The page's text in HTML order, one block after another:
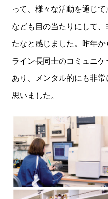
って、様々な活動を通じ
なども目の当たりにして
たなと感じました。昨年か
ライン長同士のコミュニ
あり、メンタル的にも非
思いました。